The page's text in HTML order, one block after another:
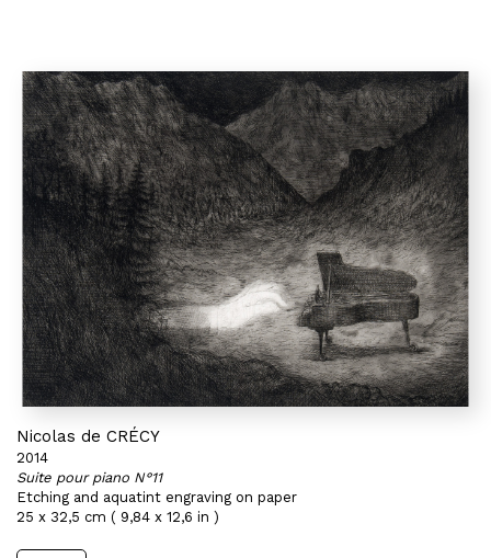
Nicolas de CRÉCY
2014
Suite pour piano N°11
Etching and aquatint engraving on paper
25 x 32,5 cm ( 9,84 x 12,6 in )